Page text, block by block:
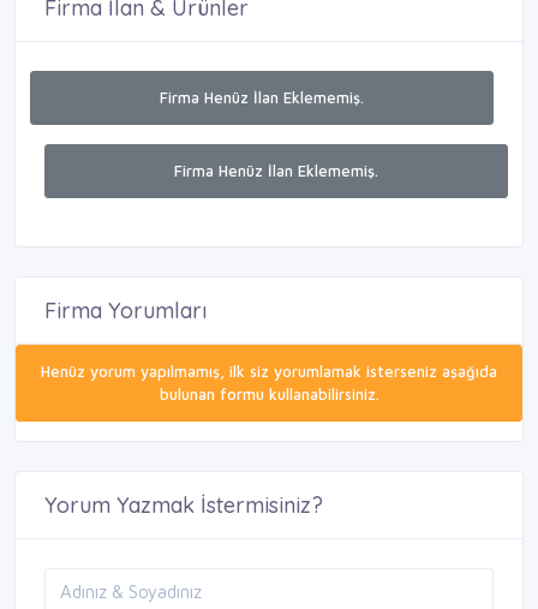
Firma İlan & Ürünler
Firma Henüz İlan Eklememiş.
Firma Henüz İlan Eklememiş.
Firma Yorumları
Henüz yorum yapılmamış, ilk siz yorumlamak isterseniz aşağıda
bulunan formu kullanabilirsiniz.
Yorum Yazmak İstermisiniz?